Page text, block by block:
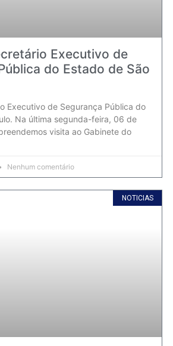
Executivo de
do Estado de São
Executivo de Segurança Pública do
Na última segunda-feira, 06 de
visita ao Gabinete do
Nenhum comentário
NOTICIAS